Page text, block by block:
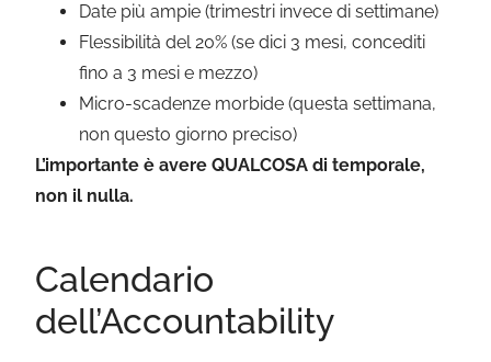
Date più ampie (trimestri invece di settimane)
Flessibilità del 20% (se dici 3 mesi, concediti
fino a 3 mesi e mezzo)
Micro-scadenze morbide (questa settimana,
non questo giorno preciso)
L’importante è avere QUALCOSA di temporale,
non il nulla.
Calendario
dell’Accountability